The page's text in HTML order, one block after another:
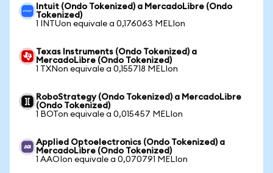
Intuit (Ondo Tokenized) a MercadoLibre (Ondo
Tokenized)
1 INTUon equivale a 0,176063 MELIon
Texas Instruments (Ondo Tokenized) a
MercadoLibre (Ondo Tokenized)
1 TXNon equivale a 0,155718 MELIon
RoboStrategy (Ondo Tokenized) a MercadoLibre
(Ondo Tokenized)
1 BOTon equivale a 0,015457 MELIon
Applied Optoelectronics (Ondo Tokenized) a
MercadoLibre (Ondo Tokenized)
1 AAOIon equivale a 0,070791 MELIon